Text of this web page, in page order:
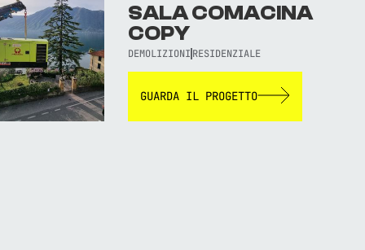
SALA COMACINA
COPY
DEMOLIZIONI RESIDENZIALE
GUARDA IL PROGETTO